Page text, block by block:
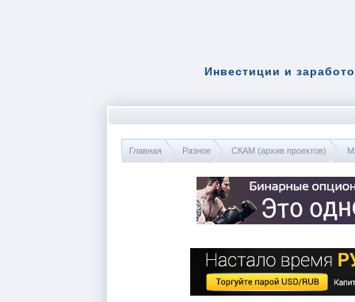
Инвестиции и
Главная Разное СКАМ (архив проектов)